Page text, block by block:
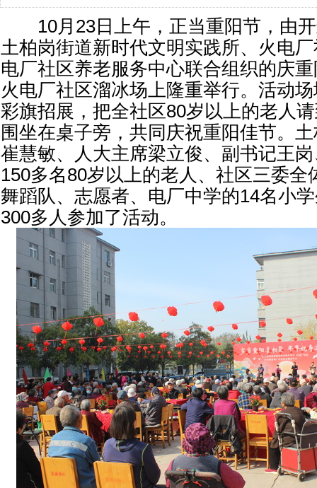
10月23日上午，正当重阳节，由开
土柏岗街道新时代文明实践所、火电
电厂社区养老服务中心联合组织的庆
火电厂社区溜冰场上隆重举行。活动
彩旗招展，把全社区80岁以上的老人
围坐在桌子旁，共同庆祝重阳佳节。
崔慧敏、人大主席梁立俊、副书记王
150多名80岁以上的老人、社区三委全
舞蹈队、志愿者、电厂中学的14名小
300多人参加了活动。